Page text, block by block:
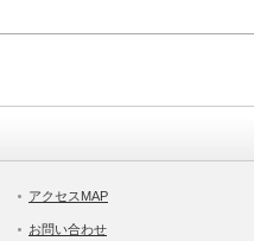
アクセスMAP
お問い合わせ